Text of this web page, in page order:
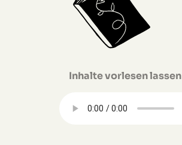
Inhalte vorlesen lassen